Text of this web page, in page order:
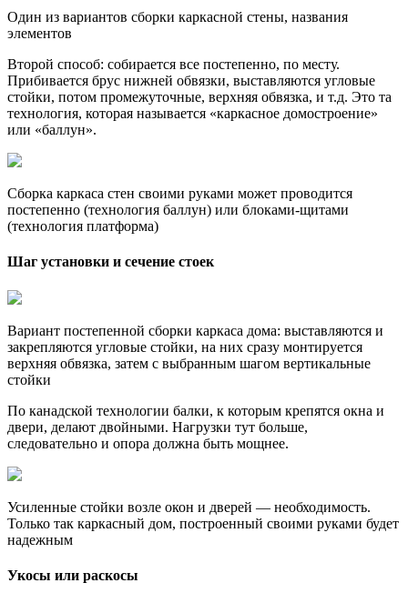
Один из вариантов сборки каркасной стены, названия
элементов
Второй способ: собирается все постепенно, по месту.
Прибивается брус нижней обвязки, выставляются угловые
стойки, потом промежуточные, верхняя обвязка, и т.д. Это та
технология, которая называется «каркасное домостроение»
или «баллун».
Сборка каркаса стен своими руками может проводится
постепенно (технология баллун) или блоками-щитами
(технология платформа)
Шаг установки и сечение стоек
Вариант постепенной сборки каркаса дома: выставляются и
закрепляются угловые стойки, на них сразу монтируется
верхняя обвязка, затем с выбранным шагом вертикальные
стойки
По канадской технологии балки, к которым крепятся окна и
двери, делают двойными. Нагрузки тут больше,
следовательно и опора должна быть мощнее.
Усиленные стойки возле окон и дверей — необходимость.
Только так каркасный дом, построенный своими руками будет
надежным
Укосы или раскосы